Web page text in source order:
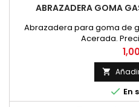
ABRAZADERA GOMA
Abrazadera para goma de
Acerada.

 En